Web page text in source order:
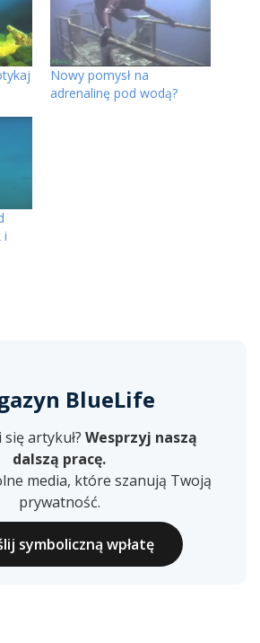
Nowy pomysł na
adrenalinę pod wodą?
i
BlueLife
się artykuł? Wesprzyj naszą
dalszą pracę.
media, które szanują Twoją
prywatność.
symboliczną wpłatę